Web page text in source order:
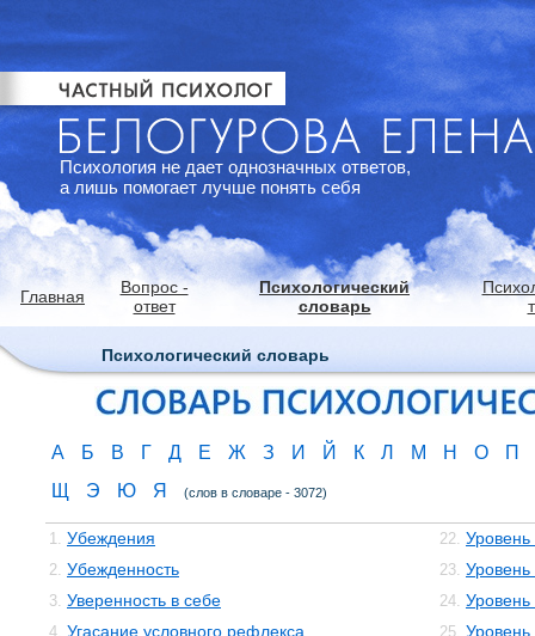
Психология не дает однозначных ответов,
а лишь помогает лучше понять себя
Главная
Вопрос -
ответ
Психологический
словарь
Психологический словарь
А Б В Г Д Е Ж З И Й К Л М Н О
П
Щ
Э Ю Я (слов в словаре - 3072)
1. Убеждения
2. Убежденность
3. Уверенность в себе
4. Угасание условного рефлекса
22. Уровень
23. Уровень
24. Уровень
25. Уровень